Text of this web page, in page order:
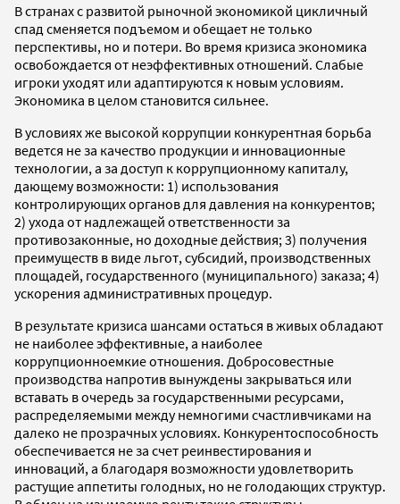
В странах с развитой рыночной экономикой цикличный
спад сменяется подъемом и обещает не только
перспективы, но и потери. Во время кризиса экономика
освобождается от неэффективных отношений. Слабые
игроки уходят или адаптируются к новым условиям.
Экономика в целом становится сильнее.
В условиях же высокой коррупции конкурентная борьба
ведется не за качество продукции и инновационные
технологии, а за доступ к коррупционному капиталу,
дающему возможности: 1) использования
контролирующих органов для давления на конкурентов;
2) ухода от надлежащей ответственности за
противозаконные, но доходные действия; 3) получения
преимуществ в виде льгот, субсидий, производственных
площадей, государственного (муниципального) заказа; 4)
ускорения административных процедур.
В результате кризиса шансами остаться в живых обладают
не наиболее эффективные, а наиболее
коррупционноемкие отношения. Добросовестные
производства напротив вынуждены закрываться или
вставать в очередь за государственными ресурсами,
распределяемыми между немногими счастливчиками на
далеко не прозрачных условиях. Конкурентоспособность
обеспечивается не за счет реинвестирования и
инноваций, а благодаря возможности удовлетворить
растущие аппетиты голодных, но не голодающих структур.